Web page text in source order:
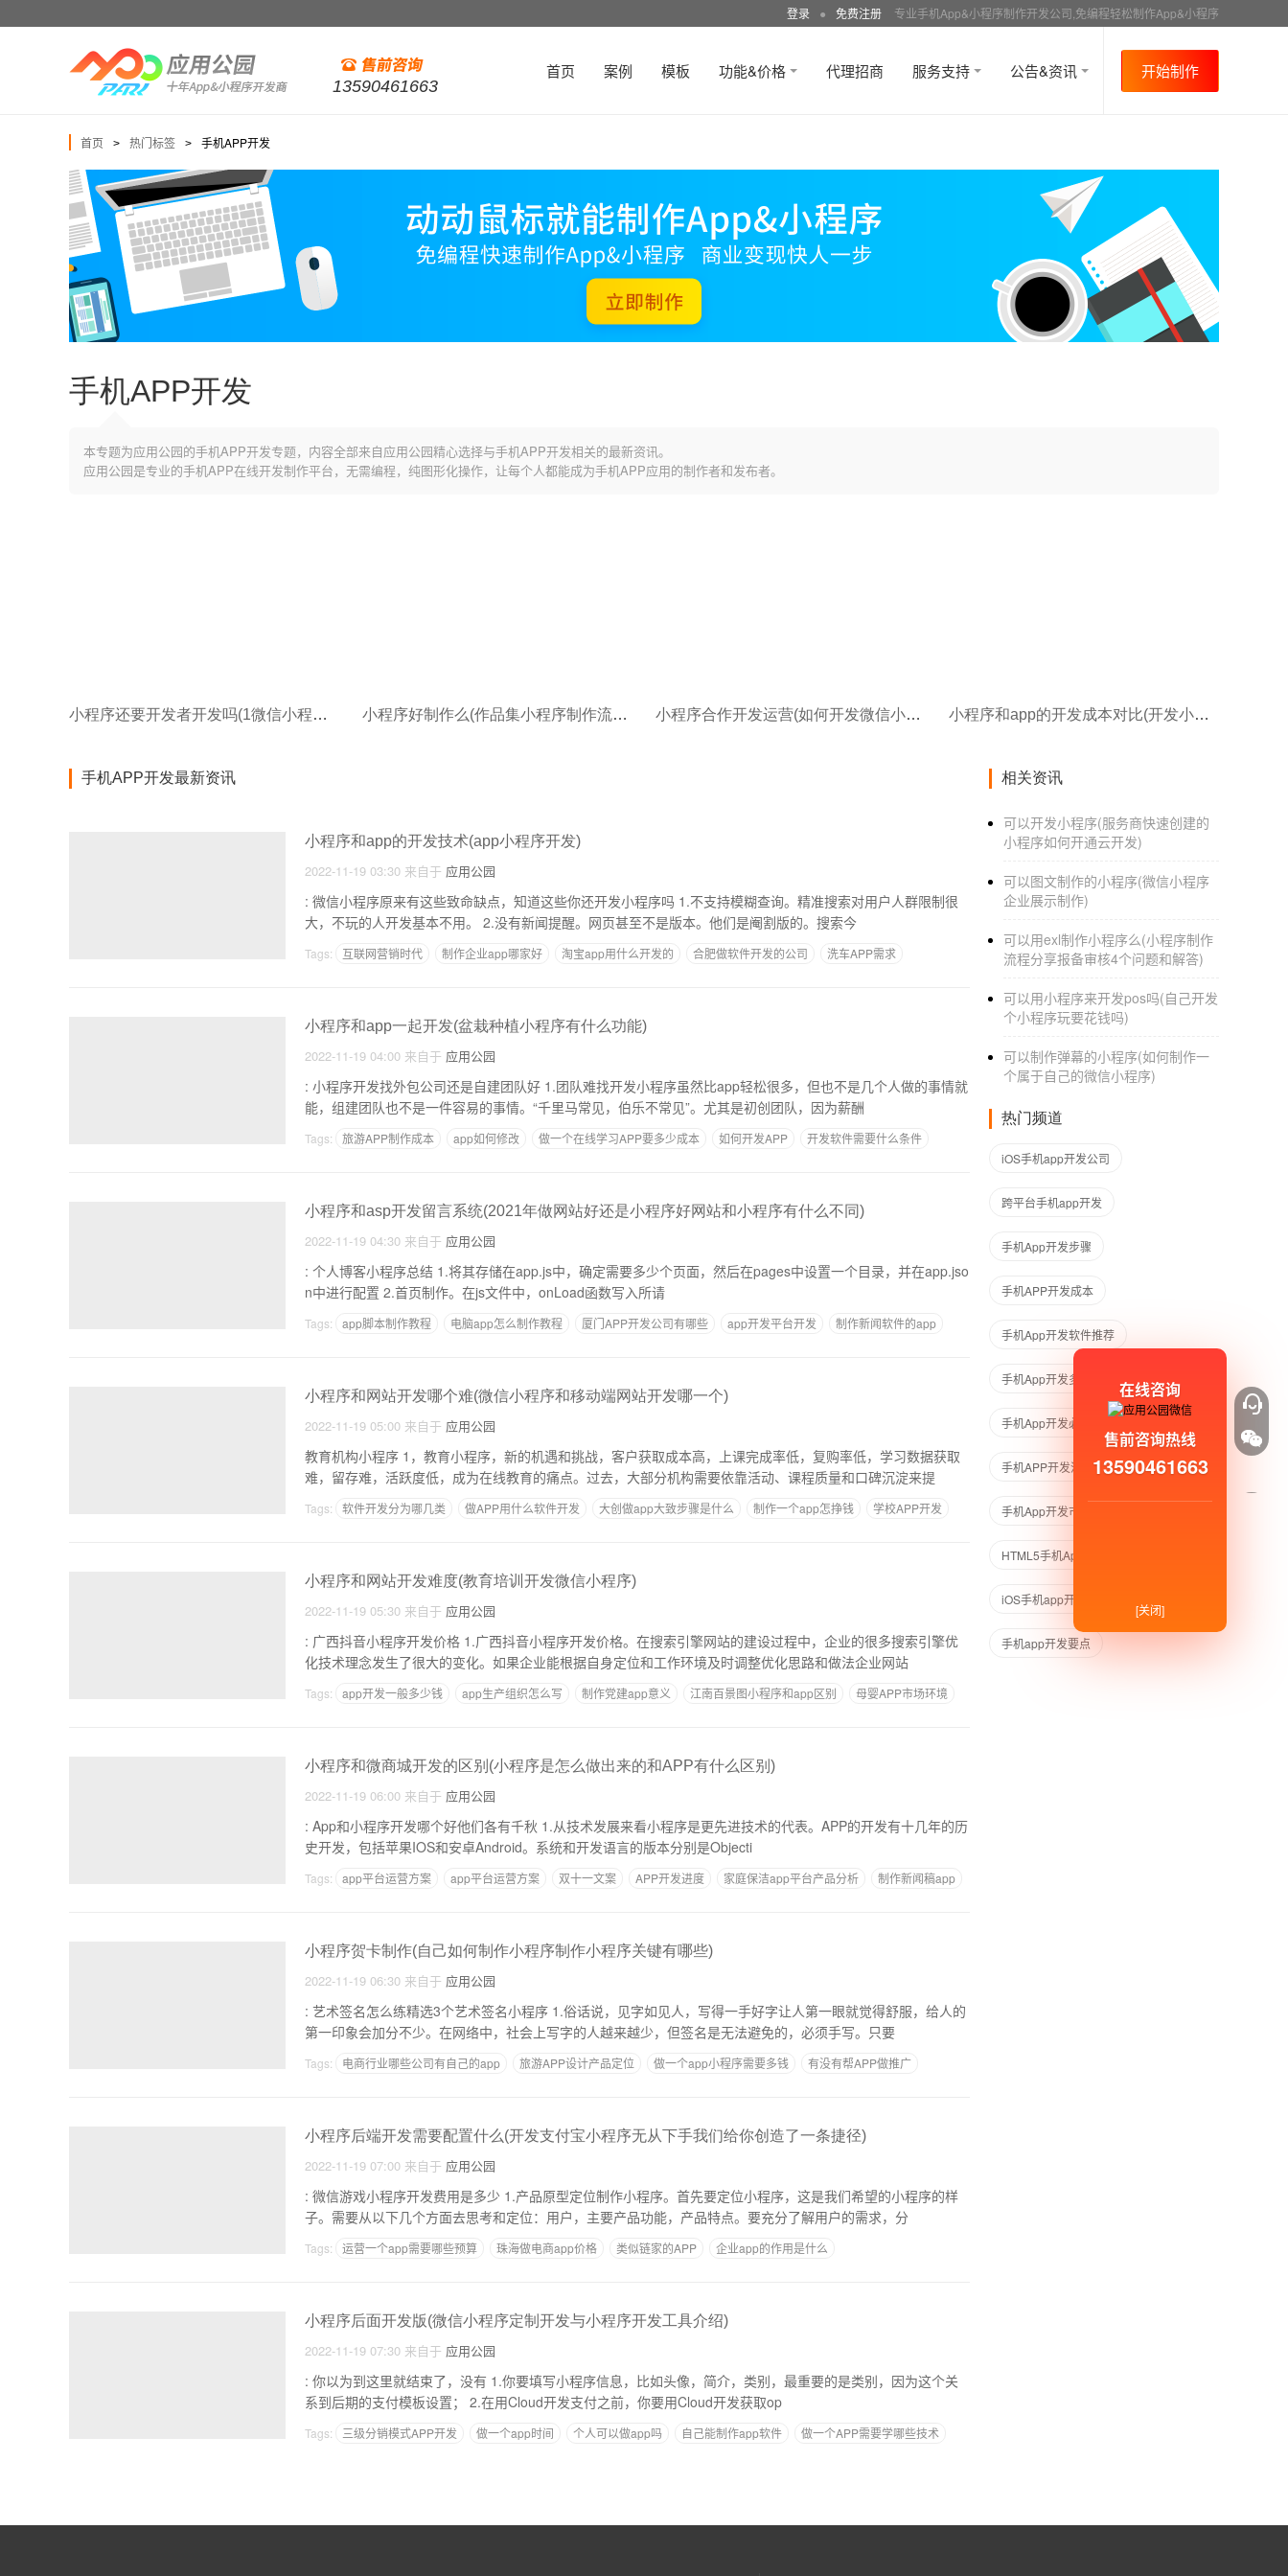
登录 ● 免费注册 专业手机App&小程序制作开发公司,免编程轻松制作App&小程序
13590461663
首页 案例 模板 功能&价格 代理招商 服务支持 公告&资讯 开始制作
首页 > 热门标签 > 手机APP开发
手机APP开发
本专题为应用公园的手机APP开发专题，内容全部来自应用公园精心选择与手机APP开发相关的最新资讯。
应用公园是专业的手机APP在线开发制作平台，无需编程，纯图形化操作，让每个人都能成为手机APP应用的制作者和发布者。
小程序还要开发者开发吗(1微信小程序是否是傻瓜式开发) 小程序好制作么(作品集小程序制作流程三个步骤制作个人小程序) 小程序合作开发运营(如何开发微信小程序呢) 小程序和app的开发成本对比(开发小程序和开发APP哪个更有优势)
手机APP开发最新资讯
小程序和app的开发技术(app小程序开发)
2022-11-19 03:30 来自于 应用公园
: 微信小程序原来有这些致命缺点，知道这些你还开发小程序吗 1.不支持模糊查询。精准搜索对用户人群限制很
大，不玩的人开发基本不用。 2.没有新闻提醒。网页甚至不是版本。他们是阉割版的。搜索今
Tags: 互联网营销时代 制作企业app哪家好 淘宝app用什么开发的 合肥做软件开发的公司
洗车APP需求
小程序和app一起开发(盆栽种植小程序有什么功能)
2022-11-19 04:00 来自于 应用公园
: 小程序开发找外包公司还是自建团队好 1.团队难找开发小程序虽然比app轻松很多，但也不是几个人做的事情就
能，组建团队也不是一件容易的事情。“千里马常见，伯乐不常见”。尤其是初创团队，因为薪酬
Tags: 旅游APP制作成本 app如何修改 做一个在线学习APP要多少成本 如何开发APP
开发软件需要什么条件
小程序和asp开发留言系统(2021年做网站好还是小程序好网站和小程序有什么不同)
2022-11-19 04:30 来自于 应用公园
: 个人博客小程序总结 1.将其存储在app.js中，确定需要多少个页面，然后在pages中设置一个目录，并在app.jso
n中进行配置 2.首页制作。在js文件中，onLoad函数写入所请
Tags: app脚本制作教程 电脑app怎么制作教程 厦门APP开发公司有哪些 app开发平台开发
制作新闻软件的app
小程序和网站开发哪个难(微信小程序和移动端网站开发哪一个)
2022-11-19 05:00 来自于 应用公园
教育机构小程序 1，教育小程序，新的机遇和挑战，客户获取成本高，上课完成率低，复购率低，学习数据获取
难，留存难，活跃度低，成为在线教育的痛点。过去，大部分机构需要依靠活动、课程质量和口碑沉淀来提
Tags: 软件开发分为哪几类 做APP用什么软件开发 大创做app大致步骤是什么 制作一个app怎挣钱
学校APP开发
小程序和网站开发难度(教育培训开发微信小程序)
2022-11-19 05:30 来自于 应用公园
: 广西抖音小程序开发价格 1.广西抖音小程序开发价格。在搜索引擎网站的建设过程中，企业的很多搜索引擎优
化技术理念发生了很大的变化。如果企业能根据自身定位和工作环境及时调整优化思路和做法企业网站
Tags: app开发一般多少钱 app生产组织怎么写 制作党建app意义 江南百景图小程序和app区别
母婴APP市场环境
小程序和微商城开发的区别(小程序是怎么做出来的和APP有什么区别)
2022-11-19 06:00 来自于 应用公园
: App和小程序开发哪个好他们各有千秋 1.从技术发展来看小程序是更先进技术的代表。APP的开发有十几年的历
史开发，包括苹果IOS和安卓Android。系统和开发语言的版本分别是Objecti
Tags: app平台运营方案 app平台运营方案 双十一文案 APP开发进度 家庭保洁app平台产品分析 制作新闻稿app
小程序贺卡制作(自己如何制作小程序制作小程序关键有哪些)
2022-11-19 06:30 来自于 应用公园
: 艺术签名怎么练精选3个艺术签名小程序 1.俗话说，见字如见人，写得一手好字让人第一眼就觉得舒服，给人的
第一印象会加分不少。在网络中，社会上写字的人越来越少，但签名是无法避免的，必须手写。只要
Tags: 电商行业哪些公司有自己的app 旅游APP设计产品定位 做一个app小程序需要多钱
有没有帮APP做推广
小程序后端开发需要配置什么(开发支付宝小程序无从下手我们给你创造了一条捷径)
2022-11-19 07:00 来自于 应用公园
: 微信游戏小程序开发费用是多少 1.产品原型定位制作小程序。首先要定位小程序，这是我们希望的小程序的样
子。需要从以下几个方面去思考和定位：用户，主要产品功能，产品特点。要充分了解用户的需求，分
Tags: 运营一个app需要哪些预算 珠海做电商app价格 类似链家的APP
企业app的作用是什么
小程序后面开发版(微信小程序定制开发与小程序开发工具介绍)
2022-11-19 07:30 来自于 应用公园
: 你以为到这里就结束了，没有 1.你要填写小程序信息，比如头像，简介，类别，最重要的是类别，因为这个关
系到后期的支付模板设置； 2.在用Cloud开发支付之前，你要用Cloud开发获取op
Tags: 三级分销模式APP开发 做一个app时间 个人可以做app吗 自己能制作app软件
做一个APP需要学哪些技术
相关资讯
可以开发小程序(服务商快速创建的
小程序如何开通云开发)
可以图文制作的小程序(微信小程序
企业展示制作)
可以用exl制作小程序么(小程序制作
流程分享报备审核4个问题和解答)
可以用小程序来开发pos吗(自己开发
个小程序玩要花钱吗)
可以制作弹幕的小程序(如何制作一
个属于自己的微信小程序)
热门频道
iOS手机app开发公司
跨平台手机app开发
手机App开发步骤
手机APP开发成本
手机App开发软件推荐
手机App开发多平台
手机App开发必备软件
手机APP开发流程图
手机App开发市场
HTML5手机App开发公司
iOS手机app开发
手机app开发要点
在线咨询
售前咨询热线
13590461663
[关闭]